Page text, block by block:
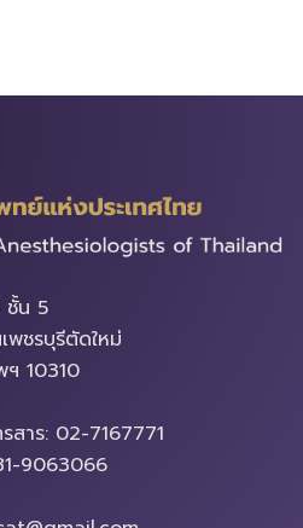
ชั้น 5
ชรบุรีตัดใหม่
ฯ 10310
สาร: 02-7167771
9063066